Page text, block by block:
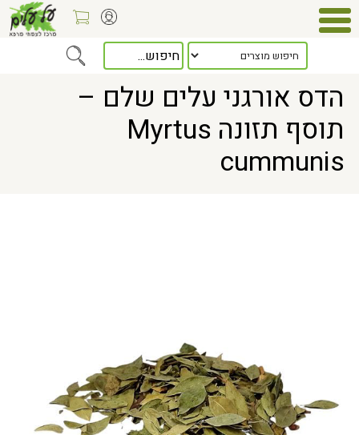
> הדס אורגני עלים שלם – תוסף תזונה Myrtus cummunis
הדס אורגני עלים שלם –
תוסף תזונה Myrtus
cummunis